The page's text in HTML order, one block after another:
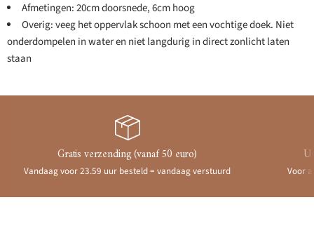
Afmetingen: 20cm doorsnede, 6cm hoog
Overig: veeg het oppervlak schoon met een vochtige doek. Niet
onderdompelen in water en niet langdurig in direct zonlicht laten
staan
Gratis verzending (vanaf 50 euro)
Vandaag voor 23.59 uur besteld = vandaag verstuurd Voor